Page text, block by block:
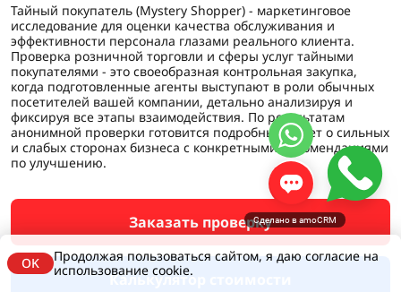
Тайный покупатель (Mystery Shopper) - маркетинговое
исследование для оценки качества обслуживания и
эффективности персонала глазами реального клиента.
Проверка розничной торговли и сферы услуг тайными
покупателями - это своеобразная контрольная закупка,
когда подготовленные агенты выступают в роли обычных
посетителей вашей компании, детально анализируя и
фиксируя все этапы взаимодействия. По результатам
анонимной проверки готовится подробный отчет о сильных
и слабых сторонах бизнеса с конкретными рекомендациями
по улучшению.
Заказать проверку
Калькулятор стоимости
OK
Продолжая пользоваться сайтом, я даю согласие на
использование cookie.
Сделано в amoCRM